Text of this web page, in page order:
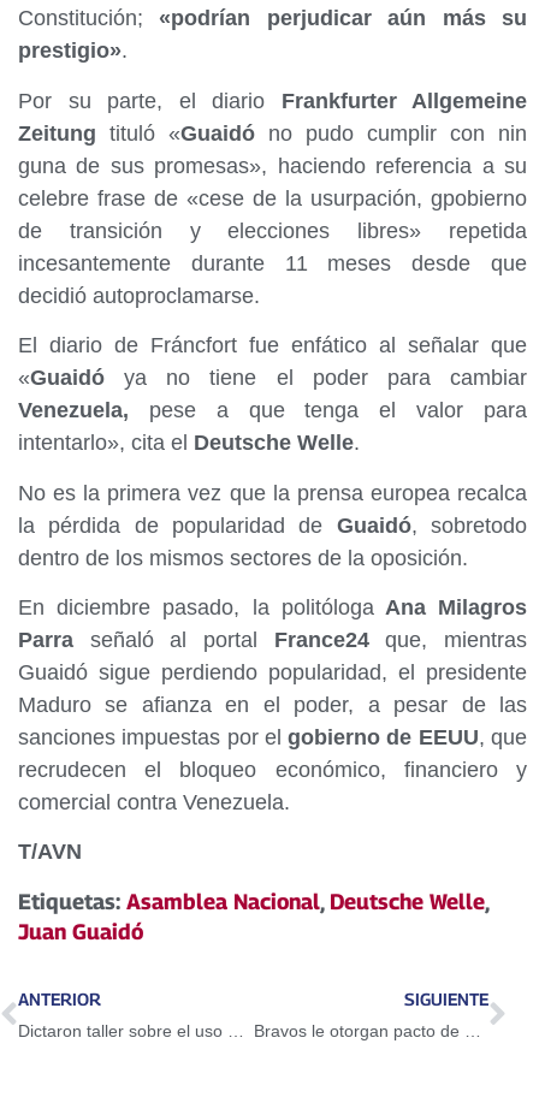
Constitución; «podrían perjudicar aún más su
prestigio».
Por su parte, el diario Frankfurter Allgemeine
Zeitung tituló «Guaidó no pudo cumplir con nin
guna de sus promesas», haciendo referencia a su
celebre frase de «cese de la usurpación, gpobierno
de transición y elecciones libres» repetida
incesantemente durante 11 meses desde que
decidió autoproclamarse.
El diario de Fráncfort fue enfático al señalar que
«Guaidó ya no tiene el poder para cambiar
Venezuela, pese a que tenga el valor para
intentarlo», cita el Deutsche Welle.
No es la primera vez que la prensa europea recalca
la pérdida de popularidad de Guaidó, sobretodo
dentro de los mismos sectores de la oposición.
En diciembre pasado, la politólogaAna Milagros
Parra señaló al portal France24que, mientras
Guaidó sigue perdiendo popularidad, el presidente
Maduro se afianza en el poder, a pesar de las
sanciones impuestas por elgobierno de EEUU, que
recrudecen el bloqueo económico, financiero y
comercial contra Venezuela.
T/AVN
Etiquetas: Asamblea Nacional, Deutsche Welle,
Juan Guaidó
ANTERIOR SIGUIENTE